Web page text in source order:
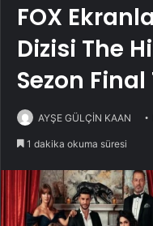
FOX
Dizisi The
Sezon
AYŞE GÜLÇİN KAAN
1 dakika okuma süresi